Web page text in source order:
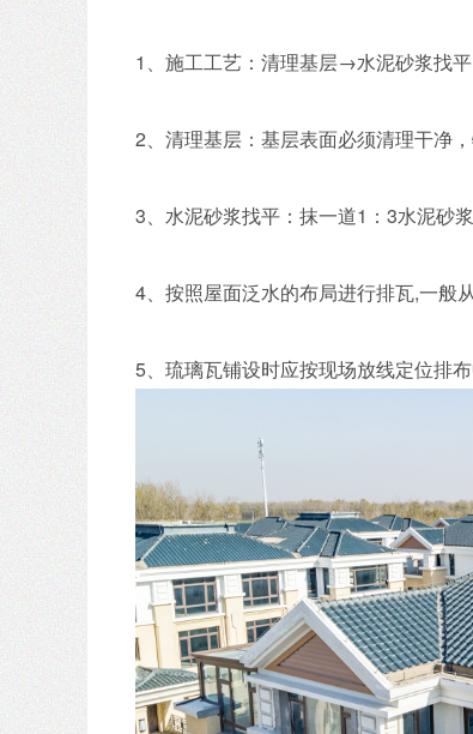
1、施工工艺：清理基层→水泥砂浆找
2、清理基层：基层表面必须清理干净
3、水泥砂浆找平：抹一道1：3水泥砂
4、按照屋面泛水的布局进行排瓦,一般
5、琉璃瓦铺设时应按现场放线定位排